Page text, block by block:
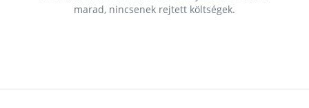
marad, nincsenek rejtett költségek.